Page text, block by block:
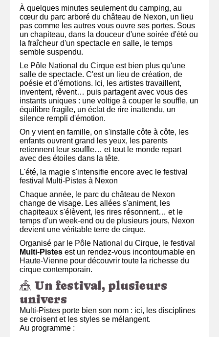
À quelques minutes seulement du camping, au
cœur du parc arboré du château de Nexon, un lieu
pas comme les autres vous ouvre ses portes. Sous
un chapiteau, dans la douceur d'une soirée d'été ou
la fraîcheur d'un spectacle en salle, le temps
semble suspendu.
Le Pôle National du Cirque est bien plus qu'une
salle de spectacle. C'est un lieu de création, de
poésie et d'émotions. Ici, les artistes travaillent,
inventent, rêvent… puis partagent avec vous des
instants uniques : une voltige à couper le souffle, un
équilibre fragile, un éclat de rire inattendu, un
silence rempli d'émotion.
On y vient en famille, on s'installe côte à côte, les
enfants ouvrent grand les yeux, les parents
retiennent leur souffle… et tout le monde repart
avec des étoiles dans la tête.
L'été, la magie s'intensifie encore avec le festival
festival Multi-Pistes à Nexon
Chaque année, le parc du château de Nexon
change de visage. Les allées s'animent, les
chapiteaux s'élèvent, les rires résonnent… et le
temps d'un week-end ou de plusieurs jours, Nexon
devient une véritable terre de cirque.
Organisé par le Pôle National du Cirque, le festival
Multi-Pistes est un rendez-vous incontournable en
Haute-Vienne pour découvrir toute la richesse du
cirque contemporain.
🎪 Un festival, plusieurs
univers
Multi-Pistes porte bien son nom : ici, les disciplines
se croisent et les styles se mélangent.
Au programme :